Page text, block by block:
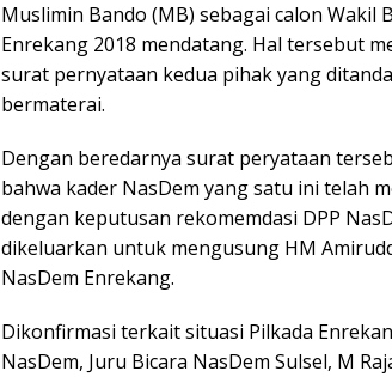
Muslimin Bando (MB) sebagai calon Wakil
Enrekang 2018 mendatang. Hal tersebut
surat pernyataan kedua pihak yang
bermaterai.
Dengan beredarnya surat peryataan
bahwa kader NasDem yang satu ini telah
dengan keputusan rekomemdasi DPP
dikeluarkan untuk mengusung HM
NasDem Enrekang.
Dikonfirmasi terkait situasi Pilkada
NasDem, Juru Bicara NasDem Sulsel, M